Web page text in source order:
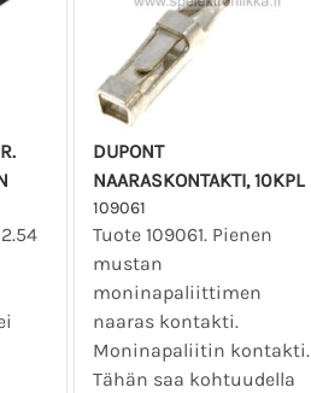
DUPONT
NAARASKONTAKTI, 10KPL
109061
Tuote 109061. Pienen
mustan
moninapaliittimen
naaras kontakti.
Moninapaliitin kontakti.
Tähän saa kohtuudella